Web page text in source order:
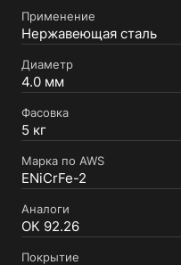
Применение
Нержавеющая сталь
Диаметр
4.0 мм
Фасовка
5 кг
Марка по AWS
ENiCrFe-2
Аналоги
ОК 92.26
Покрытие